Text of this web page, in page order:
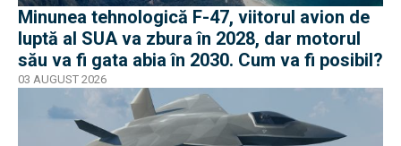
Minunea tehnologică F-47, viitorul avion de
luptă al SUA va zbura în 2028, dar motorul
său va fi gata abia în 2030. Cum va fi posibil?
03 AUGUST 2026